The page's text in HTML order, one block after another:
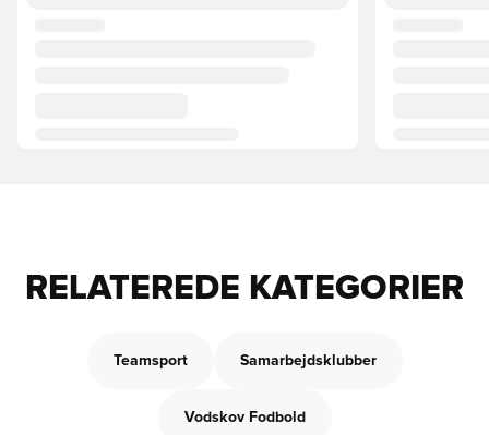
RELATEREDE KATEGORIER
Teamsport Samarbejdsklubber
Vodskov Fodbold